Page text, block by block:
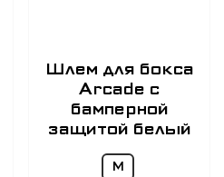
Шлем для бокса
Arcade с
бамперной
защитой белый
M